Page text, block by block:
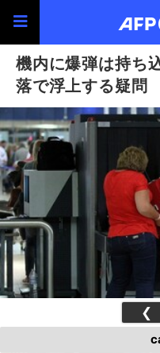
機内に爆弾は持ち
落で浮上する疑問
❮